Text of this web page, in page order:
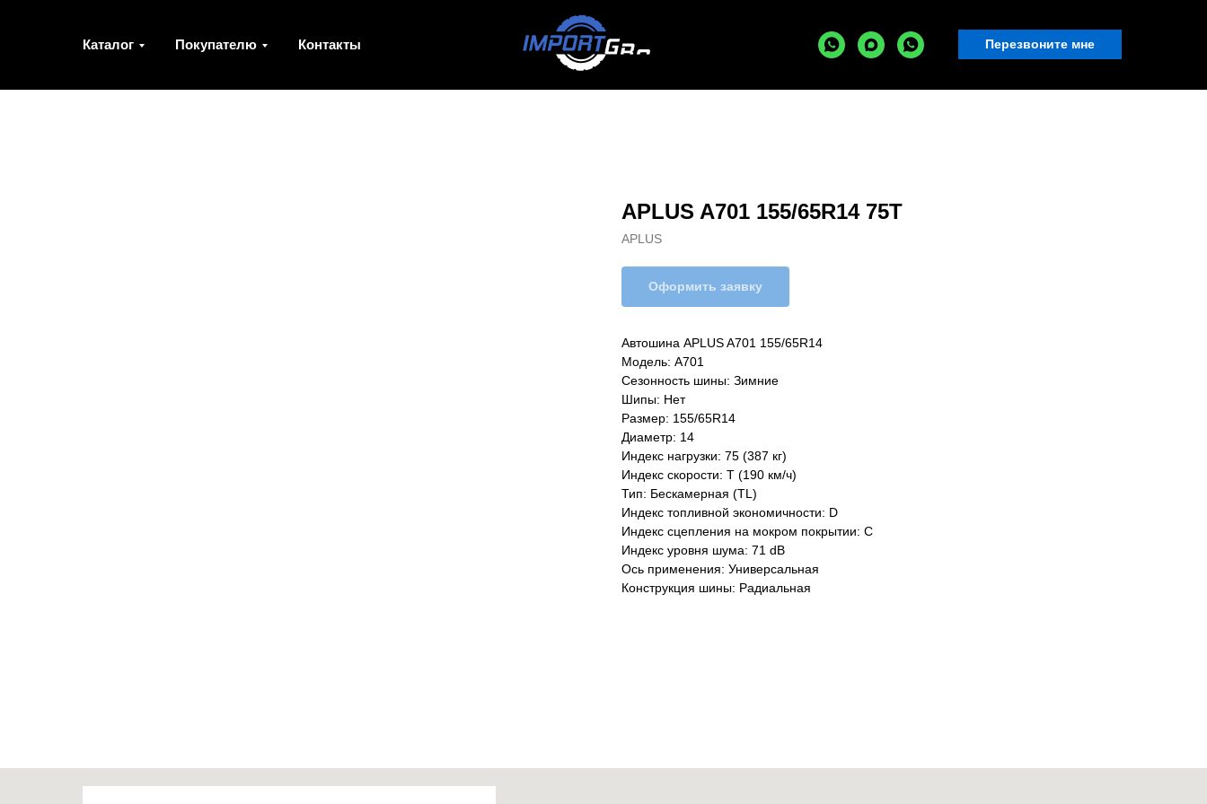
Каталог Покупателю Контакты Перезвоните мне
APLUS A701 155/65R14 75T
APLUS
Оформить заявку
Автошина APLUS A701 155/65R14
Модель: A701
Сезонность шины: Зимние
Шипы: Нет
Размер: 155/65R14
Диаметр: 14
Индекс нагрузки: 75 (387 кг)
Индекс скорости: T (190 км/ч)
Тип: Бескамерная (TL)
Индекс топливной экономичности: D
Индекс сцепления на мокром покрытии: C
Индекс уровня шума: 71 dB
Ось применения: Универсальная
Конструкция шины: Радиальная